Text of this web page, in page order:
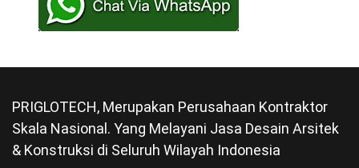
PRIGLOTECH, Merupakan Perusahaan Kontraktor
Skala Nasional. Yang Melayani Jasa Desain Arsitek
& Konstruksi di Seluruh Wilayah Indonesia